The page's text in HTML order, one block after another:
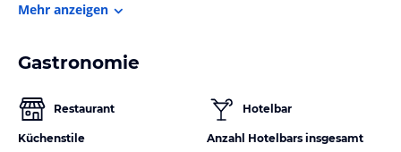
Mehr anzeigen
Gastronomie
Restaurant
Küchenstile
Hotelbar
Anzahl Hotelbars insgesamt